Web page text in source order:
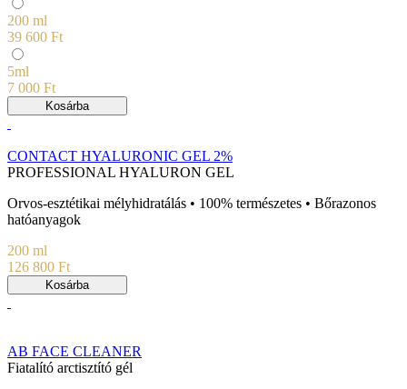
200 ml
39 600 Ft
5ml
7 000 Ft
Kosárba
CONTACT HYALURONIC GEL 2%
PROFESSIONAL HYALURON GEL
Orvos-esztétikai mélyhidratálás • 100% természetes • Bőrazonos
hatóanyagok
200 ml
126 800 Ft
Kosárba
AB FACE CLEANER
Fiatalító arctisztító gél